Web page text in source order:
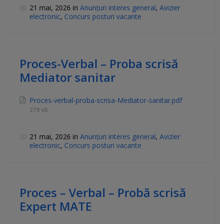
21 mai, 2026 in Anunțuri interes general, Avizier
electronic, Concurs posturi vacante
Proces-Verbal – Proba scrisă
Mediator sanitar
Proces-verbal-proba-scrisa-Mediator-sanitar.pdf
278 kB
21 mai, 2026 in Anunțuri interes general, Avizier
electronic, Concurs posturi vacante
Proces – Verbal – Probă scrisă
Expert MATE